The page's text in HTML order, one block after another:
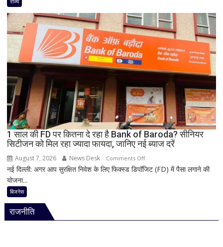
आफत!
ट्रांसफार्मर
ठप,
अगले
48
घंटे
के
हाई
1 साल की FD पर कितना दे रहा है Bank of Baroda? सीनियर
सिटीजन को मिल रहा ज्यादा फायदा, जानिए नई ब्याज दरें
August 7, 2026 News Desk Comments Offon
1
नई दिल्ली: अगर आप सुरक्षित निवेश के लिए फिक्स्ड डिपॉजिट (FD) में पैसा लगाने की
योजना...
बिजनेस
राजनीति